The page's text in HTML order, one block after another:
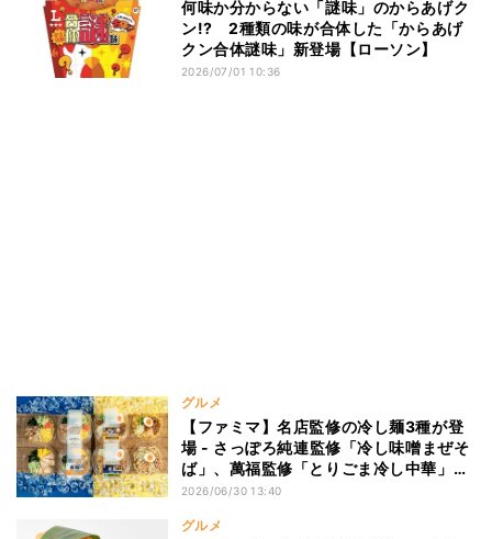
何味か分からない「謎味」のからあげク
ン!? 2種類の味が合体した「からあげ
クン合体謎味」新登場【ローソン】
2026/07/01 10:36
グルメ
【ファミマ】名店監修の冷し麺3種が登
場 - さっぽろ純連監修「冷し味噌まぜそ
ば」、萬福監修「とりごま冷し中華」、
頑者監修「冷し魚介豚骨まぜそば」
2026/06/30 13:40
グルメ